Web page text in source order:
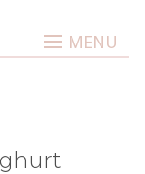
MENU